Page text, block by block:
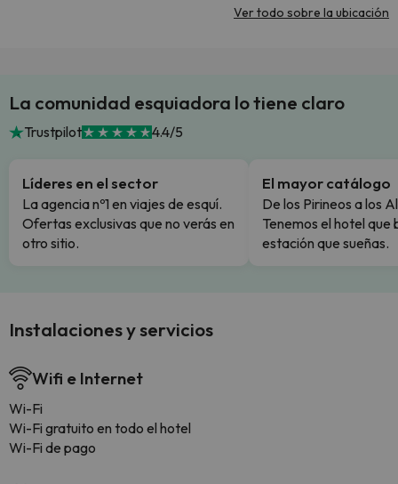
Ver todo sobre la ubicación
La comunidad esquiadora lo tiene claro
Trustpilot 4.4/5
Líderes en el sector
La agencia nº1 en viajes de esquí.
Ofertas exclusivas que no verás en
otro sitio.
El mayor catálogo
De los Pirineos a los
Tenemos el hotel que
estación que sueñas.
Instalaciones y servicios
Wifi e Internet
Wi-Fi
Wi-Fi gratuito en todo el hotel
Wi-Fi de pago